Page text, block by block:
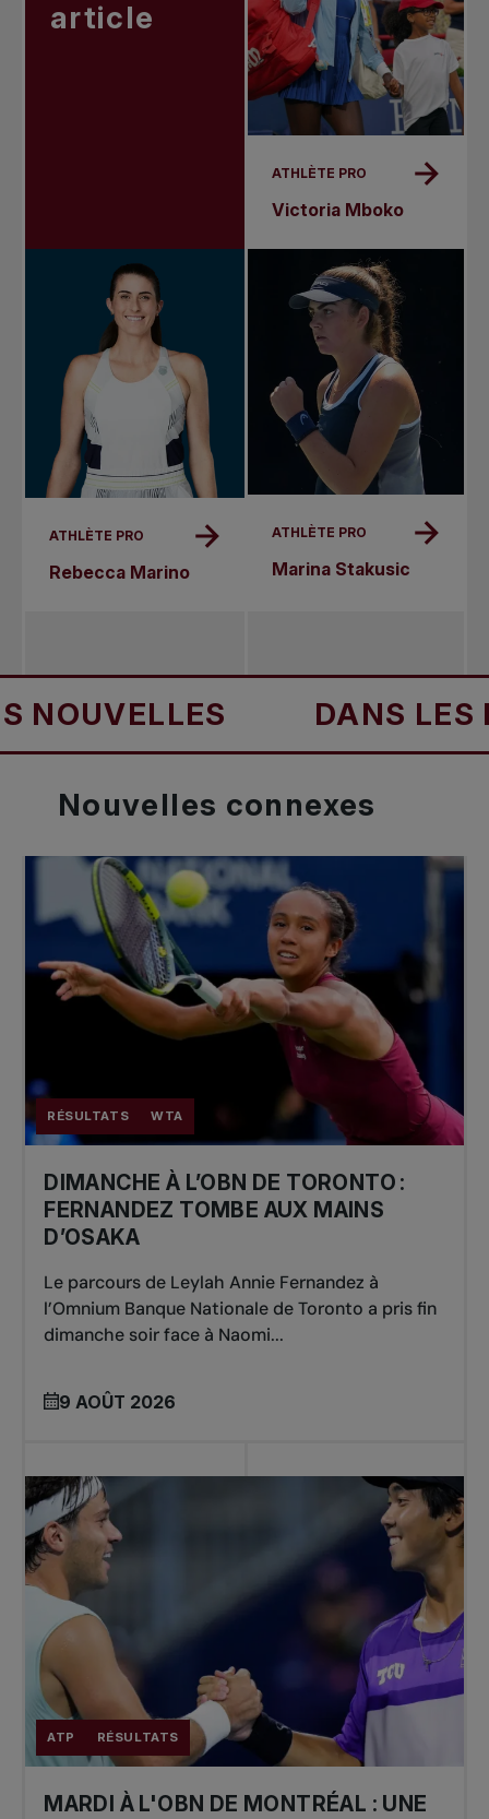
article
ATHLÈTE PRO
Victoria Mboko
ATHLÈTE PRO
Rebecca Marino
ATHLÈTE PRO
Marina Stakusic
DANS LES
Nouvelles connexes
RÉSULTATS WTA
DIMANCHE À L’OBN DE TORONTO :
FERNANDEZ TOMBE AUX MAINS
D’OSAKA
Le parcours de Leylah Annie Fernandez à
l’Omnium Banque Nationale de Toronto a pris fin
dimanche soir face à Naomi...
9 AOÛT 2026
ATP RÉSULTATS
MARDI À L'OBN DE MONTRÉAL : UNE